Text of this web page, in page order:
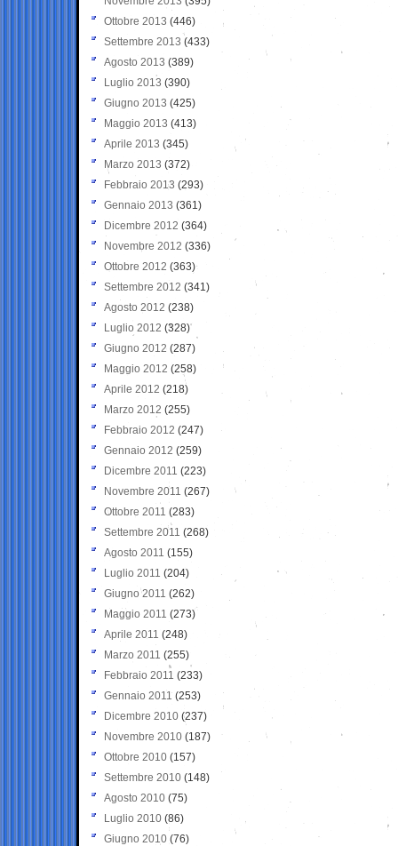
Ottobre 2013 (446)
Settembre 2013 (433)
Agosto 2013 (389)
Luglio 2013 (390)
Giugno 2013 (425)
Maggio 2013 (413)
Aprile 2013 (345)
Marzo 2013 (372)
Febbraio 2013 (293)
Gennaio 2013 (361)
Dicembre 2012 (364)
Novembre 2012 (336)
Ottobre 2012 (363)
Settembre 2012 (341)
Agosto 2012 (238)
Luglio 2012 (328)
Giugno 2012 (287)
Maggio 2012 (258)
Aprile 2012 (218)
Marzo 2012 (255)
Febbraio 2012 (247)
Gennaio 2012 (259)
Dicembre 2011 (223)
Novembre 2011 (267)
Ottobre 2011 (283)
Settembre 2011 (268)
Agosto 2011 (155)
Luglio 2011 (204)
Giugno 2011 (262)
Maggio 2011 (273)
Aprile 2011 (248)
Marzo 2011 (255)
Febbraio 2011 (233)
Gennaio 2011 (253)
Dicembre 2010 (237)
Novembre 2010 (187)
Ottobre 2010 (157)
Settembre 2010 (148)
Agosto 2010 (75)
Luglio 2010 (86)
Giugno 2010 (76)